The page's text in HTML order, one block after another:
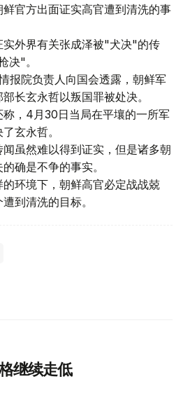
官方出面证实高官遭到清洗的事
外界有关张成泽被"犬决"的传
决"。
报院负责人向国会透露，朝鲜军
长玄永哲以叛国罪被处决。
，4月30日当局在平壤的一所军
玄永哲。
虽然难以得到证实，但是诸多朝
确是不争的事实。
环境下，朝鲜高官必定战战兢
到清洗的目标。
继续走低